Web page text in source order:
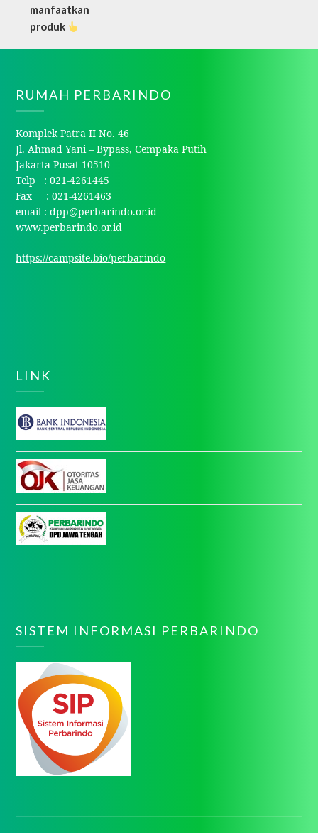
manfaatkan
produk
RUMAH PERBARINDO
Komplek Patra II No. 46
Jl. Ahmad Yani – Bypass, Cempaka Putih
Jakarta Pusat 10510
Telp : 021-4261445
Fax : 021-4261463
email : dpp@perbarindo.or.id
www.perbarindo.or.id
https://campsite.bio/perbarindo
LINK
SISTEM INFORMASI PERBARINDO